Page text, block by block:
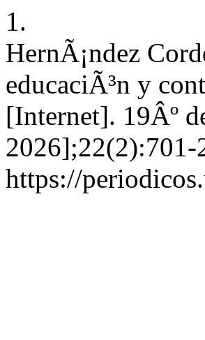
1.
HernÃ¡ndez
educaciÃ³n y
[Internet]. 19Âº
https://